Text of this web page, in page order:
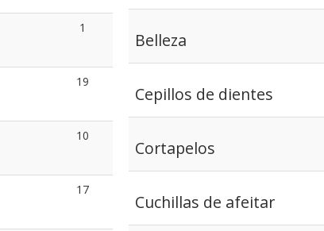
1
19
10
17
Belleza
Cepillos de dientes
Cortapelos
Cuchillas de afeitar